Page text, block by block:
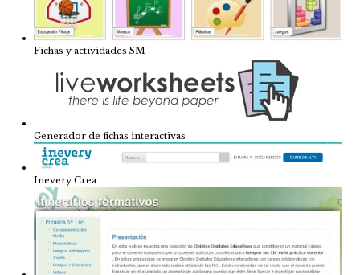
Fichas y actividades SM
Generador de fichas interactivas
Inevery Crea